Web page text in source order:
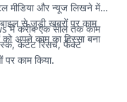
मीडिया और न्यूज लिखने में
से जुड़ी खबरों पर काम
अपने काम का हिस्सा बना
में करीब एक साल तक काम
कंटेंट रिसर्च, फैक्ट
काम किया.